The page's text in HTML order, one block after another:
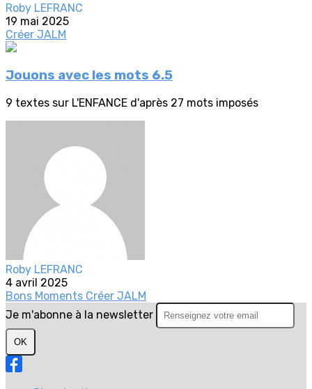
Roby LEFRANC
19 mai 2025
Créer JALM
Jouons avec les mots 6.5
9 textes sur L'ENFANCE d'après 27 mots imposés
Roby LEFRANC
4 avril 2025
Bons Moments Créer JALM
Je m'abonne à la newsletter
OK